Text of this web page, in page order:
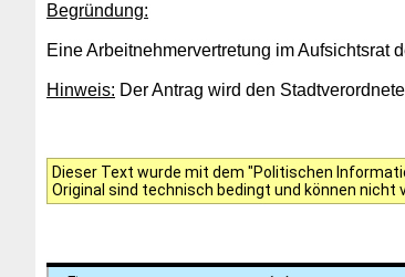
Begründung:
Eine Arbeitnehmervertretung im Aufsichtsrat
Hinweis: Der Antrag wird den
Dieser Text wurde mit dem "Politischen
Original sind technisch bedingt und können nicht